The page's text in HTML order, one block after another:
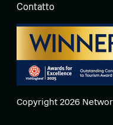
Contatto
Copyright 2026